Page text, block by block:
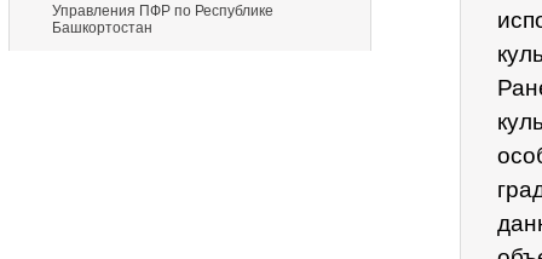
Управления ПФР по Республике
Башкортостан